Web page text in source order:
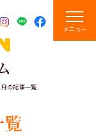
メニュー
の記事一覧